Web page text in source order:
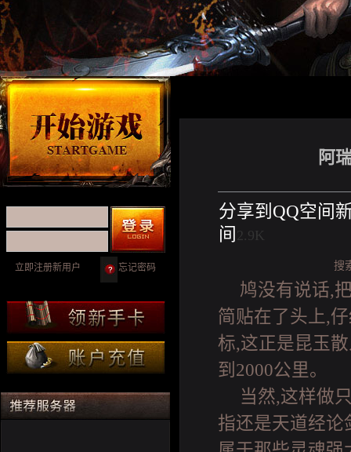
忘记密码
立即注册新用户
阿
分享到 QQ空间
间 2.9K
搜
鸠没有说话,
简贴在了头上,
标,这正是昆玉
到2000公里。
当然,这样做
指还是天道经